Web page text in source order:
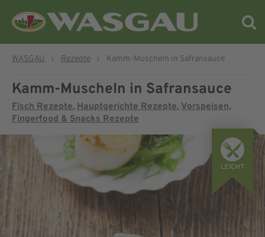
WASGAU › Rezepte › Kamm-Muscheln in Safransauce
Kamm-Muscheln in Safransauce
Fisch Rezepte, Hauptgerichte Rezepte, Vorspeisen,
Fingerfood & Snacks Rezepte